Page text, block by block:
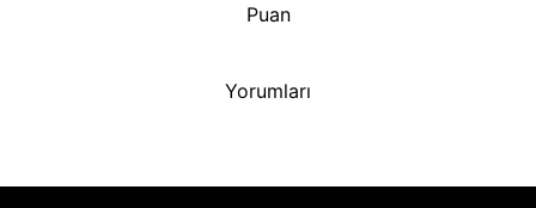
Puan
Yorumları